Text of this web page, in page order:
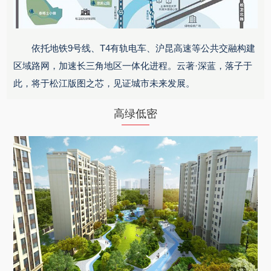
依托地铁9号线、T4有轨电车、沪昆高速等公共交融构建
区域路网，加速长三角地区一体化进程。云著·深蓝，落子于
此，将于松江版图之芯，见证城市未来发展。
高绿低密